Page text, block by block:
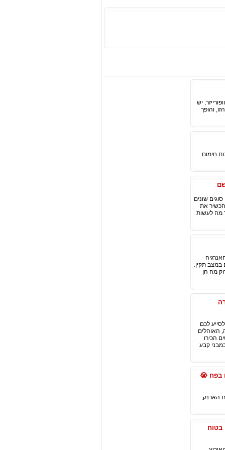
יש
והופך
חימום
שונים
את
מה לעשות
במצב תקין.
מה הן
לכם
האוהלים
הכירו
קבע
בפח 😭
הארנק,
בטוח